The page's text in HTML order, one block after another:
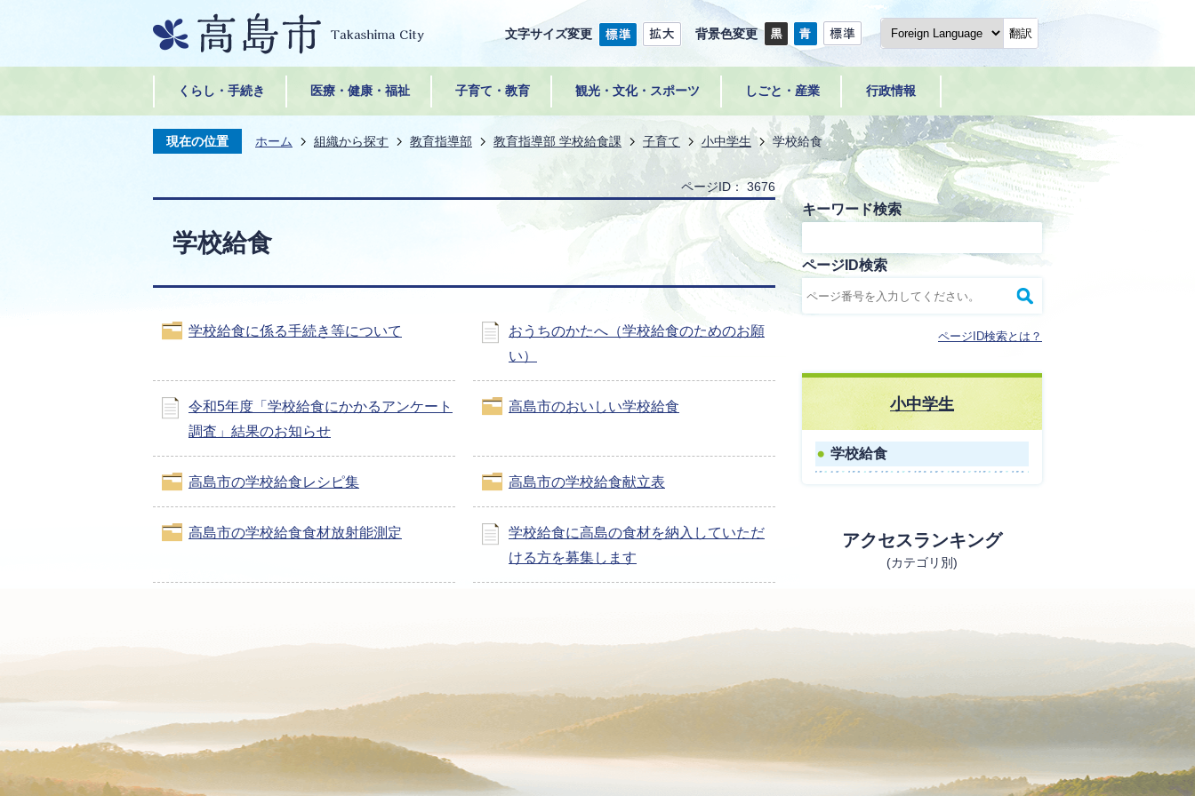
文字サイズ変更 背景色変更 翻訳
くらし・手続き 医療・健康・福祉 子育て・教育 観光・文化・スポーツ しごと・産業 行政情報
現在の位置 ホーム 組織から探す 教育指導部 教育指導部 学校給食課 子育て 小中学生 学校給食
ページID： 3676
学校給食
学校給食に係る手続き等について
おうちのかたへ（学校給食のためのお願
い）
令和5年度「学校給食にかかるアンケート
調査」結果のお知らせ
高島市のおいしい学校給食
高島市の学校給食レシピ集 高島市の学校給食献立表
高島市の学校給食食材放射能測定
学校給食に高島の食材を納入していただ
ける方を募集します
キーワード検索
ページID検索
ページID検索とは？
小中学生
学校給食
アクセスランキング
(カテゴリ別)